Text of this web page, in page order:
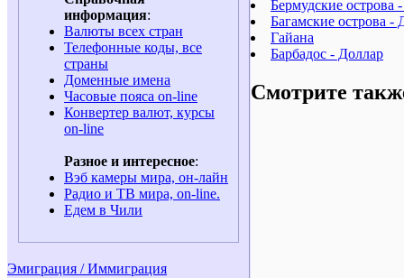
информация:
Валюты всех стран
Телефонные коды, все
страны
Доменные имена
Часовые пояса on-line
Конвертер валют, курсы
on-line
Разное и интересное:
Вэб камеры мира, он-лайн
Радио и ТВ мира, on-line.
Едем в Чили
Эмиграция / Иммиграция
Бермудские острова
Багамские острова -
Гайана
Барбадос - Доллар
Смотрите